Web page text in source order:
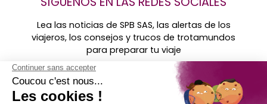
Lea las noticias de SPB SAS, las alertas de los
viajeros, los consejos y trucos de trotamundos
para preparar tu viaje
Encontradnos-
en ...